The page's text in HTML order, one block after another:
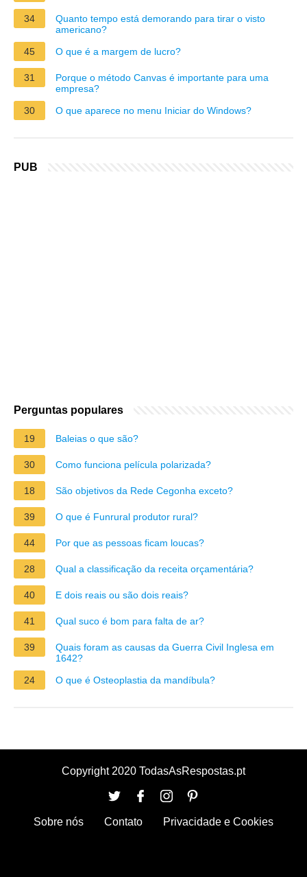
34
Quanto tempo está demorando para tirar o visto
americano?
45
O que é a margem de lucro?
31
Porque o método Canvas é importante para uma
empresa?
30
O que aparece no menu Iniciar do Windows?
PUB
Perguntas populares
19 Baleias o que são?
30 Como funciona película polarizada?
18 São objetivos da Rede Cegonha exceto?
39 O que é Funrural produtor rural?
44 Por que as pessoas ficam loucas?
28 Qual a classificação da receita orçamentária?
40 E dois reais ou são dois reais?
41 Qual suco é bom para falta de ar?
39
Quais foram as causas da Guerra Civil Inglesa em
1642?
24
O que é Osteoplastia da mandíbula?
Copyright 2020 TodasAsRespostas.pt
Sobre nós Contato Privacidade e Cookies